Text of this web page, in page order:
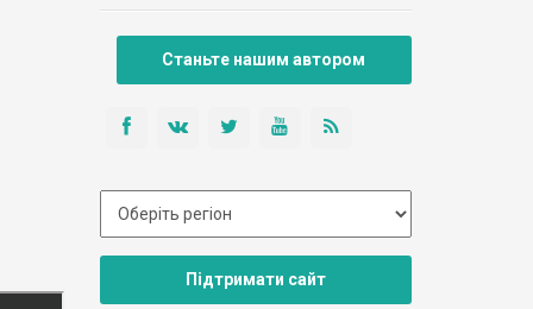
Станьте нашим автором
Підтримати сайт